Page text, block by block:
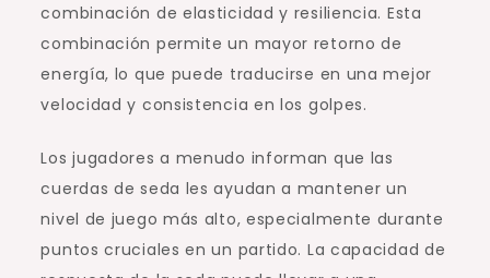
combinación de elasticidad y resiliencia. Esta
combinación permite un mayor retorno de
energía, lo que puede traducirse en una mejor
velocidad y consistencia en los golpes.
Los jugadores a menudo informan que las
cuerdas de seda les ayudan a mantener un
nivel de juego más alto, especialmente durante
puntos cruciales en un partido. La capacidad de